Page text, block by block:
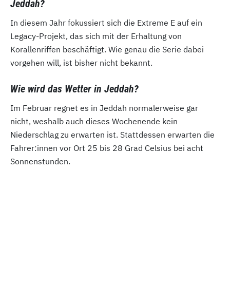
Jeddah?
In diesem Jahr fokussiert sich die Extreme E auf ein
Legacy-Projekt, das sich mit der Erhaltung von
Korallenriffen beschäftigt. Wie genau die Serie dabei
vorgehen will, ist bisher nicht bekannt.
Wie wird das Wetter in Jeddah?
Im Februar regnet es in Jeddah normalerweise gar
nicht, weshalb auch dieses Wochenende kein
Niederschlag zu erwarten ist. Stattdessen erwarten die
Fahrer:innen vor Ort 25 bis 28 Grad Celsius bei acht
Sonnenstunden.